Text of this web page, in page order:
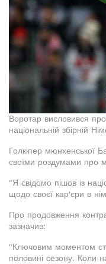
Воротар висловився
національній збірній
Голкіпер мюнхенської
своїми роздумами про
"Я свідомо пішов із
щодо своєї кар'єри в
Про продовження
зазначив:
"Ключовим моментом
половині сезону. Коли